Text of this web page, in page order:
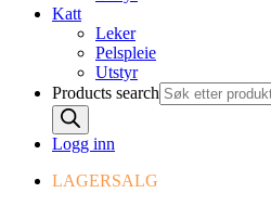
Katt
Leker
Pelspleie
Utstyr
Products search
Logg inn
LAGERSALG